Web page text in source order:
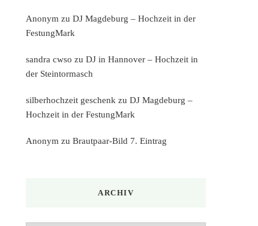
Anonym zu DJ Magdeburg – Hochzeit in der
FestungMark
sandra cwso zu DJ in Hannover – Hochzeit in
der Steintormasch
silberhochzeit geschenk zu DJ Magdeburg –
Hochzeit in der FestungMark
Anonym zu Brautpaar-Bild 7. Eintrag
ARCHIV